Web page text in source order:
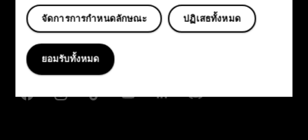
เกี่ยวกับ
Planet and people
การสนับสนุน
FacebookInstagram
TiktokYoutubeLinkedinDiscord
ปฏิเสธทั้งหมด
จัดการการกำหนดลักษณะ
ยอมรับทั้งหมด